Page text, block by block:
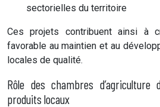
sectorielles du territoire
Ces projets contribuent ainsi à
favorable au maintien et au
locales de qualité.
Rôle des chambres
produits locaux